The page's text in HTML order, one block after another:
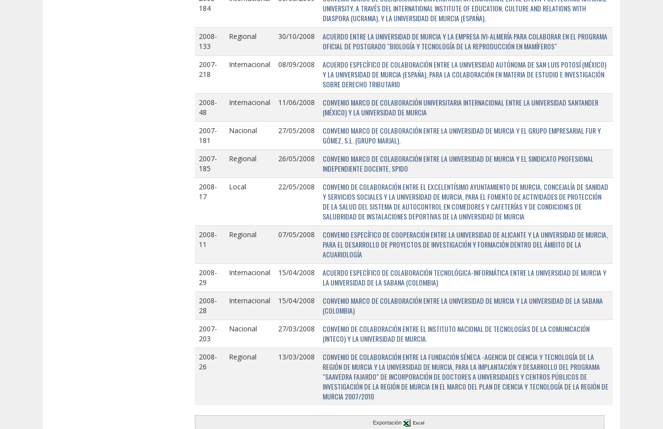
184
UNIVERSITY, A TRAVÉS DEL INTERNATIONAL INSTITUTE OF EDUCATION, CULTURE AND RELATIONS WITH
DIASPORA (UCRANIA), Y LA UNIVERSIDAD DE MURCIA (ESPAÑA).
2008-
133
Regional 30/10/2008
ACUERDO ENTRE LA UNIVERSIDAD DE MURCIA Y LA EMPRESA IVI-ALMERÍA PARA COLABORAR EN EL PROGRAMA
OFICIAL DE POSTGRADO "BIOLOGÍA Y TECNOLOGÍA DE LA REPRODUCCIÓN EN MAMÍFEROS"
2007-
218
Internacional 08/09/2008
ACUERDO ESPECÍFICO DE COLABORACIÓN ENTRE LA UNIVERSIDAD AUTÓNOMA DE SAN LUIS POTOSÍ (MÉXICO)
Y LA UNIVERSIDAD DE MURCIA (ESPAÑA), PARA LA COLABORACIÓN EN MATERIA DE ESTUDIO E INVESTIGACIÓN
SOBRE DERECHO TRIBUTARIO
2008-
48
Internacional 11/06/2008
CONVENIO MARCO DE COLABORACIÓN UNIVERSITARIA INTERNACIONAL ENTRE LA UNIVERSIDAD SANTANDER
(MÉXICO) Y LA UNIVERSIDAD DE MURCIA
2007-
181
Nacional 27/05/2008
CONVENIO MARCO DE COLABORACIÓN ENTRE LA UNIVERSIDAD DE MURCIA Y EL GRUPO EMPRESARIAL FUR Y
GÓMEZ, S.L. (GRUPO MARJAL).
2007-
185
Regional 26/05/2008
CONVENIO MARCO DE COLABORACIÓN ENTRE LA UNIVERSIDAD DE MURCIA Y EL SINDICATO PROFESIONAL
INDEPENDIENTE DOCENTE, SPIDO
2008-
17
Local 22/05/2008
CONVENIO DE COLABORACIÓN ENTRE EL EXCELENTÍSIMO AYUNTAMIENTO DE MURCIA, CONCEJALÍA DE SANIDAD
Y SERVICIOS SOCIALES Y LA UNIVERSIDAD DE MURCIA, PARA EL FOMENTO DE ACTIVIDADES DE PROTECCIÓN
DE LA SALUD DEL SISTEMA DE AUTOCONTROL EN COMEDORES Y CAFETERÍAS Y DE CONDICIONES DE
SALUBRIDAD DE INSTALACIONES DEPORTIVAS DE LA UNIVERSIDAD DE MURCIA
2008-
11
Regional 07/05/2008
CONVENIO ESPECÍFICO DE COOPERACIÓN ENTRE LA UNIVERSIDAD DE ALICANTE Y LA UNIVERSIDAD DE MURCIA,
PARA EL DESARROLLO DE PROYECTOS DE INVESTIGACIÓN Y FORMACIÓN DENTRO DEL ÁMBITO DE LA
ACUARIOLOGÍA
2008-
29
Internacional 15/04/2008
ACUERDO ESPECÍFICO DE COLABORACIÓN TECNOLÓGICA-INFORMÁTICA ENTRE LA UNIVERSIDAD DE MURCIA Y
LA UNIVERSIDAD DE LA SABANA (COLOMBIA)
2008-
28
Internacional 15/04/2008
CONVENIO MARCO DE COLABORACIÓN ENTRE LA UNIVERSIDAD DE MURCIA Y LA UNIVERSIDAD DE LA SABANA
(COLOMBIA)
2007-
203
Nacional 27/03/2008
CONVENIO DE COLABORACIÓN ENTRE EL INSTITUTO NACIONAL DE TECNOLOGÍAS DE LA COMUNICACIÓN
(INTECO) Y LA UNIVERSIDAD DE MURCIA.
2008-
26
Regional 13/03/2008
CONVENIO DE COLABORACIÓN ENTRE LA FUNDACIÓN SÉNECA -AGENCIA DE CIENCIA Y TECNOLOGÍA DE LA
REGIÓN DE MURCIA Y LA UNIVERSIDAD DE MURCIA, PARA LA IMPLANTACIÓN Y DESARROLLO DEL PROGRAMA
"SAAVEDRA FAJARDO" DE INCORPORACIÓN DE DOCTORES A UNIVERSIDADES Y CENTROS PÚBLICOS DE
INVESTIGACIÓN DE LA REGIÓN DE MURCIA EN EL MARCO DEL PLAN DE CIENCIA Y TECNOLOGÍA DE LA REGIÓN DE
MURCIA 2007/2010
Exportación Excel